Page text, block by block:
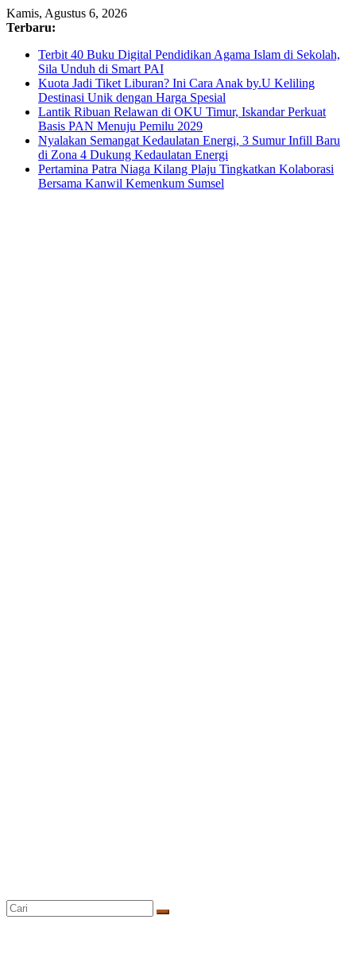
Skip
to
Kamis, Agustus 6, 2026
Terbaru:
Terbit 40 Buku Digital Pendidikan Agama Islam di Sekolah,
Sila Unduh di Smart PAI
Kuota Jadi Tiket Liburan? Ini Cara Anak by.U Keliling
Destinasi Unik dengan Harga Spesial
Lantik Ribuan Relawan di OKU Timur, Iskandar Perkuat
Basis PAN Menuju Pemilu 2029
Nyalakan Semangat Kedaulatan Energi, 3 Sumur Infill Baru
di Zona 4 Dukung Kedaulatan Energi
Pertamina Patra Niaga Kilang Plaju Tingkatkan Kolaborasi
Bersama Kanwil Kemenkum Sumsel